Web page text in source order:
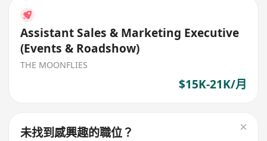
Assistant Sales & Marketing Executive
(Events & Roadshow)
THE MOONFLIES
$15K-21K/月
未找到感興趣的職位？